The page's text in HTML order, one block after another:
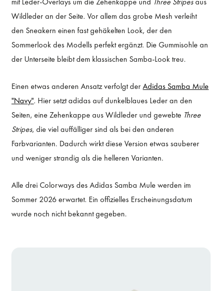
Wildleder an der Seite. Vor allem das grobe Mesh verleiht
den Sneakern einen fast gehäkelten Look, der den
Sommerlook des Modells perfekt ergänzt. Die Gummisohle an
der Unterseite bleibt dem klassischen Samba-Look treu.
Einen etwas anderen Ansatz verfolgt derAdidas Samba Mule
"Navy". Hier setzt adidas auf dunkelblaues Leder an den
Seiten, eine Zehenkappe aus Wildleder und gewebte Three
Stripes, die viel auffälliger sind als bei den anderen
Farbvarianten. Dadurch wirkt diese Version etwas sauberer
und weniger strandig als die helleren Varianten.
Alle drei Colorways des Adidas Samba Mule werden im
Sommer 2026 erwartet. Ein offizielles Erscheinungsdatum
wurde noch nicht bekannt gegeben.